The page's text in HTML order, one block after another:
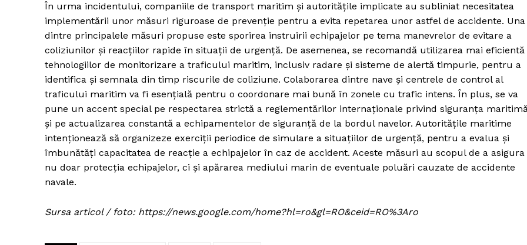
În urma incidentului, companiile de transport maritim și autoritățile implicate au subliniat necesitatea
implementării unor măsuri riguroase de prevenție pentru a evita repetarea unor astfel de accidente. Una
dintre principalele măsuri propuse este sporirea instruirii echipajelor pe tema manevrelor de evitare a
coliziunilor și reacțiilor rapide în situații de urgență. De asemenea, se recomandă utilizarea mai eficientă
tehnologiilor de monitorizare a traficului maritim, inclusiv radare și sisteme de alertă timpurie, pentru a
identifica și semnala din timp riscurile de coliziune. Colaborarea dintre nave și centrele de control al
traficului maritim va fi esențială pentru o coordonare mai bună în zonele cu trafic intens. În plus, se va
pune un accent special pe respectarea strictă a reglementărilor internaționale privind siguranța
și pe actualizarea constantă a echipamentelor de siguranță de la bordul navelor. Autoritățile maritime
intenționează să organizeze exerciții periodice de simulare a situațiilor de urgență, pentru a evalua și
îmbunătăți capacitatea de reacție a echipajelor în caz de accident. Aceste măsuri au scopul de a asigura
nu doar protecția echipajelor, ci și apărarea mediului marin de eventuale poluări cauzate de accidente
navale.
Sursa articol / foto: https://news.google.com/home?hl=ro&gl=RO&ceid=RO%3Aro